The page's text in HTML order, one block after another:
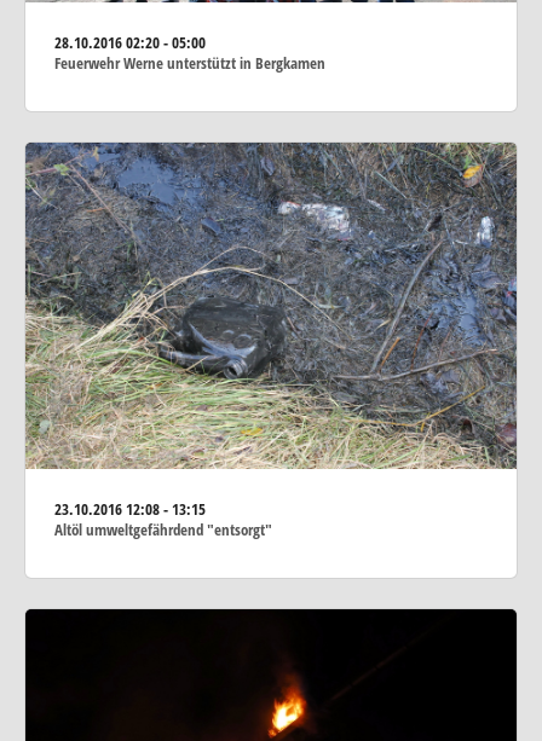
28.10.201602:20 - 05:00
Feuerwehr Werne unterstützt in Bergkamen
23.10.201612:08 - 13:15
Altöl umweltgefährdend "entsorgt"